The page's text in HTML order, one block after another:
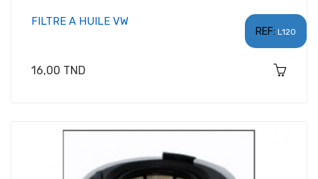
REF: L120
FILTRE A HUILE VW
Prix
16,00 TND